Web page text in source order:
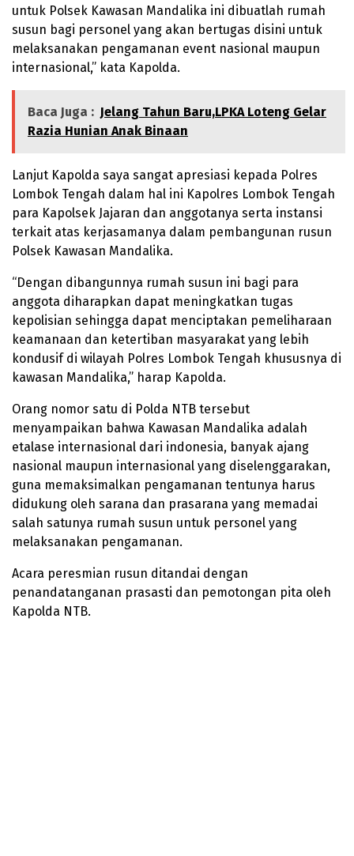
untuk Polsek Kawasan Mandalika ini dibuatlah rumah
susun bagi personel yang akan bertugas disini untuk
melaksanakan pengamanan event nasional maupun
internasional,” kata Kapolda.
Baca Juga : Jelang Tahun Baru,LPKA Loteng Gelar
Razia Hunian Anak Binaan
Lanjut Kapolda saya sangat apresiasi kepada Polres
Lombok Tengah dalam hal ini Kapolres Lombok Tengah
para Kapolsek Jajaran dan anggotanya serta instansi
terkait atas kerjasamanya dalam pembangunan rusun
Polsek Kawasan Mandalika.
“Dengan dibangunnya rumah susun ini bagi para
anggota diharapkan dapat meningkatkan tugas
kepolisian sehingga dapat menciptakan pemeliharaan
keamanaan dan ketertiban masyarakat yang lebih
kondusif di wilayah Polres Lombok Tengah khususnya di
kawasan Mandalika,” harap Kapolda.
Orang nomor satu di Polda NTB tersebut
menyampaikan bahwa Kawasan Mandalika adalah
etalase internasional dari indonesia, banyak ajang
nasional maupun internasional yang diselenggarakan,
guna memaksimalkan pengamanan tentunya harus
didukung oleh sarana dan prasarana yang memadai
salah satunya rumah susun untuk personel yang
melaksanakan pengamanan.
Acara peresmian rusun ditandai dengan
penandatanganan prasasti dan pemotongan pita oleh
Kapolda NTB.